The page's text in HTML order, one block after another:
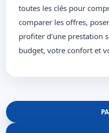
toutes les clés pour
comparer les offres,
profiter d’une prestation
budget, votre confort et